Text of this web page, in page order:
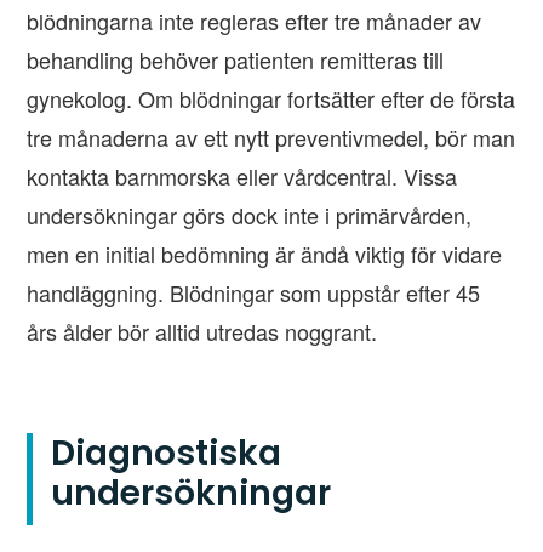
blödningarna inte regleras efter tre månader av
behandling behöver patienten remitteras till
gynekolog. Om blödningar fortsätter efter de första
tre månaderna av ett nytt preventivmedel, bör man
kontakta barnmorska eller vårdcentral. Vissa
undersökningar görs dock inte i primärvården,
men en initial bedömning är ändå viktig för vidare
handläggning. Blödningar som uppstår efter 45
års ålder bör alltid utredas noggrant.
Diagnostiska
undersökningar